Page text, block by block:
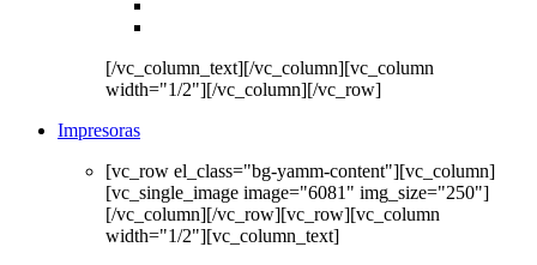
[/vc_column_text][/vc_column][vc_column
width="1/2"][/vc_column][/vc_row]
Impresoras
[vc_row el_class="bg-yamm-content"][vc_column]
[vc_single_image image="6081" img_size="250"]
[/vc_column][/vc_row][vc_row][vc_column
width="1/2"][vc_column_text]